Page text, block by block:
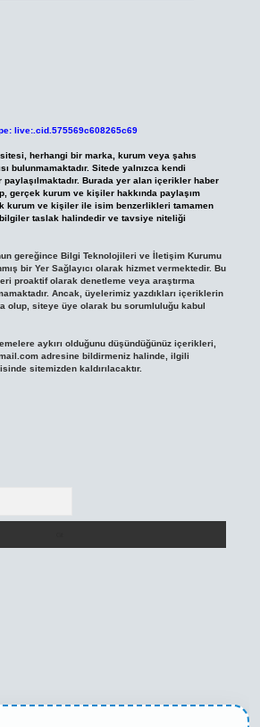
live:.cid.575569c608265c69
herhangi bir marka, kurum veya şahıs
bulunmamaktadır. Sitede yalnızca kendi
paylaşılmaktadır. Burada yer alan içerikler haber
gerçek kurum ve kişiler hakkında paylaşım
kurum ve kişiler ile isim benzerlikleri tamamen
taslak halindedir ve tavsiye niteliği
gereğince Bilgi Teknolojileri ve İletişim Kurumu
bir Yer Sağlayıcı olarak hizmet vermektedir. Bu
proaktif olarak denetleme veya araştırma
Ancak, üyelerimiz yazdıkları içeriklerin
olup, siteye üye olarak bu sorumluluğu kabul
aykırı olduğunu düşündüğünüz içerikleri,
adresine bildirmeniz halinde, ilgili
sitemizden kaldırılacaktır.